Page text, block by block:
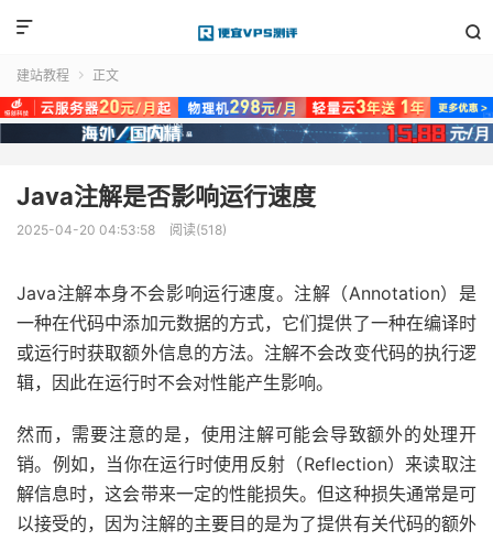


建站教程  正文
Java注解是否影响运行速度
2025-04-20 04:53:58 阅读(518)
Java注解本身不会影响运行速度。注解（Annotation）是
一种在代码中添加元数据的方式，它们提供了一种在编译时
或运行时获取额外信息的方法。注解不会改变代码的执行逻
辑，因此在运行时不会对性能产生影响。
然而，需要注意的是，使用注解可能会导致额外的处理开
销。例如，当你在运行时使用反射（Reflection）来读取注
解信息时，这会带来一定的性能损失。但这种损失通常是可
以接受的，因为注解的主要目的是为了提供有关代码的额外